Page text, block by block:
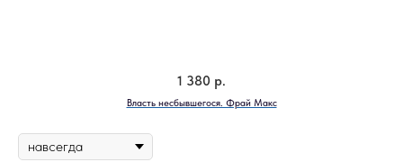
Власть несбывшегося. Фрай Макс
1 380 р.